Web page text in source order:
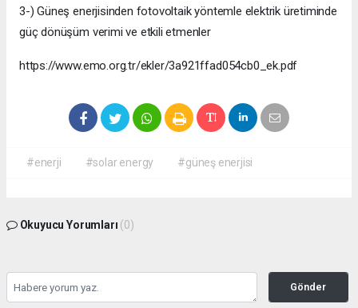
3-) Güneş enerjisinden fotovoltaik yöntemle elektrik üretiminde
güç dönüşüm verimi ve etkili etmenler
https://www.emo.org.tr/ekler/3a921ffad054cb0_ek.pdf
#enerji #solar energy #güneş enerjisi
Okuyucu Yorumları (0)
Gönder